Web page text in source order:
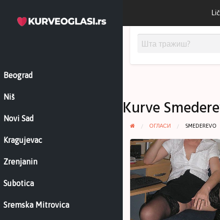
Beograd
Niš
Novi Sad
Kragujevac
Zrenjanin
Subotica
Sremska Mitrovica
Kurve
ОГЛАСИ SMEDEREVO
Takni
me
takni
–
Milka